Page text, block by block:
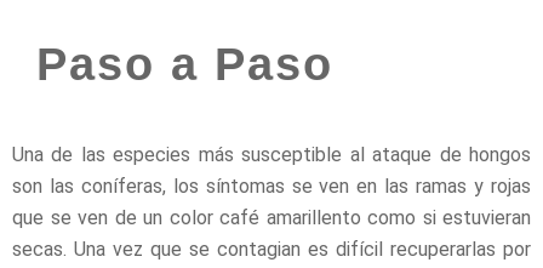
Paso a Paso
Una de las especies más susceptible al ataque de hongos
son las coníferas, los síntomas se ven en las ramas y rojas
que se ven de un color café amarillento como si estuvieran
secas. Una vez que se contagian es difícil recuperarlas por